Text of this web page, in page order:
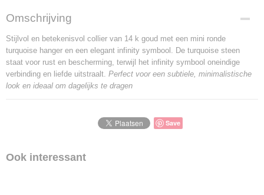
Omschrijving
Stijlvol en betekenisvol collier van 14 k goud met een mini ronde
turquoise hanger en een elegant infinity symbool. De turquoise steen
staat voor rust en bescherming, terwijl het infinity symbool oneindige
verbinding en liefde uitstraalt. Perfect voor een subtiele, minimalistische
look en ideaal om dagelijks te dragen
Save
Ook interessant